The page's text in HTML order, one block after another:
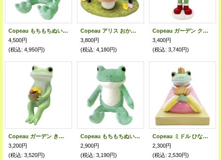
Copeau もちもちぬいぐるみＬ
4,500円
(税込: 4,950円)
Copeau アリス おかしなティーパーティー
3,800円
(税込: 4,180円)
Copeau ガーデン クリスマスツリーを抱えるカエル
3,400円
(税込: 3,740円)
Copeau ガーデン きれいに咲いた！
3,200円
(税込: 3,520円)
Copeau もちもちぬいぐるみＳ
2,900円
(税込: 3,190円)
Copeau ミドル ひな祭り コポミ
2,300円
(税込: 2,530円)